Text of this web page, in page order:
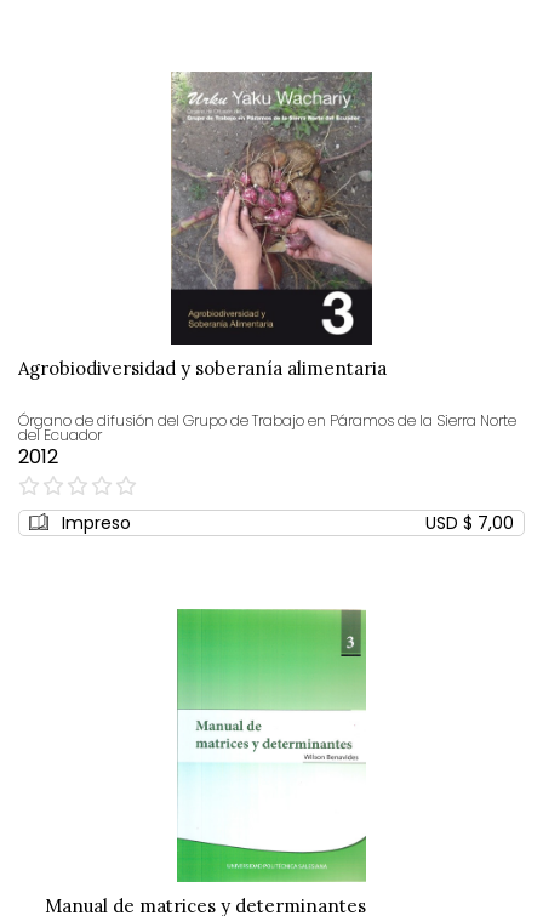
Agrobiodiversidad y soberanía alimentaria
Órgano de difusión del Grupo de Trabajo en Páramos de la Sierra Norte
del Ecuador
2012
0%
Impreso USD $ 7,00
Manual de matrices y determinantes